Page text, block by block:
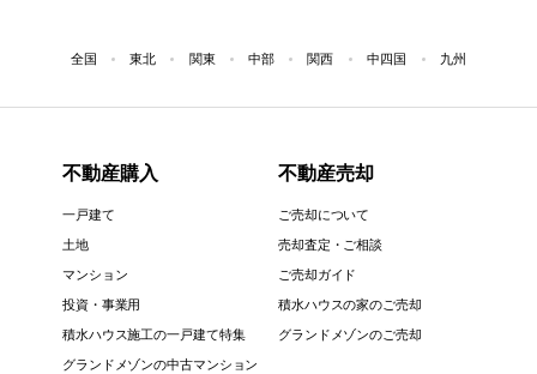
全国 東北 関東 中部 関西 中四国 九州
不動産購入
一戸建て
土地
マンション
投資・事業用
積水ハウス施工の一戸建て特集
グランドメゾンの中古マンション
不動産売却
ご売却について
売却査定・ご相談
ご売却ガイド
積水ハウスの家のご売却
グランドメゾンのご売却